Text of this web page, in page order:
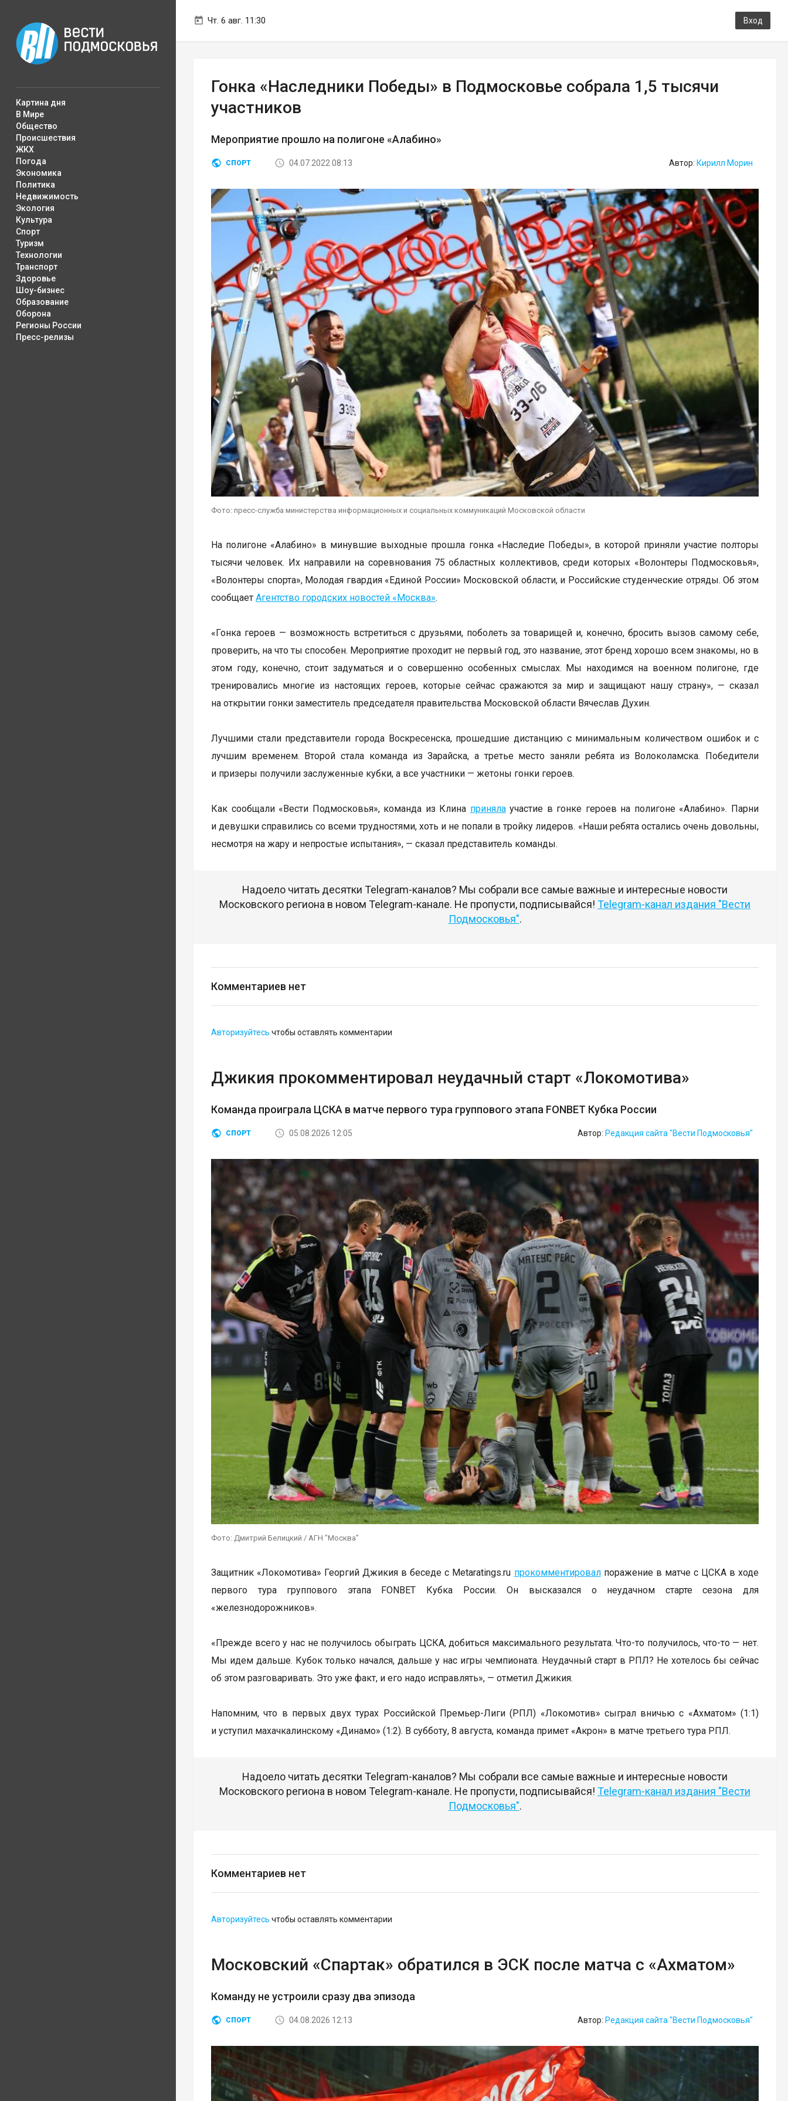
Чт. 6 авг. 11:30 Вход
Картина дня
В Мире
Общество
Происшествия
ЖКХ
Погода
Экономика
Политика
Недвижимость
Экология
Культура
Спорт
Туризм
Технологии
Транспорт
Здоровье
Шоу-бизнес
Образование
Оборона
Регионы России
Пресс-релизы
Гонка «Наследники Победы» в Подмосковье собрала 1,5 тысячи
участников
Мероприятие прошло на полигоне «Алабино»
СПОРТ 04.07.2022 08:13 Автор: Кирилл Морин
Фото: пресс-служба министерства информационных и социальных коммуникаций Московской области
На полигоне «Алабино» в минувшие выходные прошла гонка «Наследие Победы», в которой приняли участие полторы
тысячи человек. Их направили на соревнования 75 областных коллективов, среди которых «Волонтеры Подмосковья»,
«Волонтеры спорта», Молодая гвардия «Единой России» Московской области, и Российские студенческие отряды. Об этом
сообщает Агентство городских новостей «Москва».
«Гонка героев — возможность встретиться с друзьями, поболеть за товарищей и, конечно, бросить вызов самому себе,
проверить, на что ты способен. Мероприятие проходит не первый год, это название, этот бренд хорошо всем знакомы, но в
этом году, конечно, стоит задуматься и о совершенно особенных смыслах. Мы находимся на военном полигоне, где
тренировались многие из настоящих героев, которые сейчас сражаются за мир и защищают нашу страну», — сказал
на открытии гонки заместитель председателя правительства Московской области Вячеслав Духин.
Лучшими стали представители города Воскресенска, прошедшие дистанцию с минимальным количеством ошибок и с
лучшим временем. Второй стала команда из Зарайска, а третье место заняли ребята из Волоколамска. Победители
и призеры получили заслуженные кубки, а все участники — жетоны гонки героев.
Как сообщали «Вести Подмосковья», команда из Клина принялаучастие в гонке героев на полигоне «Алабино». Парни
и девушки справились со всеми трудностями, хоть и не попали в тройку лидеров. «Наши ребята остались очень довольны,
несмотря на жару и непростые испытания», — сказал представитель команды.
Надоело читать десятки Telegram-каналов? Мы собрали все самые важные и интересные новости
Московского региона в новом Telegram-канале. Не пропусти, подписывайся! Telegram-канал издания "Вести
Подмосковья".
Комментариев нет
Авторизуйтесь чтобы оставлять комментарии
Джикия прокомментировал неудачный старт «Локомотива»
Команда проиграла ЦСКА в матче первого тура группового этапа FONBET Кубка России
СПОРТ 05.08.2026 12:05 Автор: Редакция сайта "Вести Подмосковья"
Фото: Дмитрий Белицкий / АГН "Москва"
Защитник «Локомотива» Георгий Джикия в беседе с Metaratings.ru прокомментировалпоражение в матче с ЦСКА в ходе
первого тура группового этапа FONBET Кубка России. Он высказался о неудачном старте сезона для
«железнодорожников».
«Прежде всего у нас не получилось обыграть ЦСКА, добиться максимального результата. Что-то получилось, что-то — нет.
Мы идем дальше. Кубок только начался, дальше у нас игры чемпионата. Неудачный старт в РПЛ? Не хотелось бы сейчас
об этом разговаривать. Это уже факт, и его надо исправлять», — отметил Джикия.
Напомним, что в первых двух турах Российской Премьер-Лиги (РПЛ) «Локомотив» сыграл вничью с «Ахматом» (1:1)
и уступил махачкалинскому «Динамо» (1:2). В субботу, 8 августа, команда примет «Акрон» в матче третьего тура РПЛ.
Надоело читать десятки Telegram-каналов? Мы собрали все самые важные и интересные новости
Московского региона в новом Telegram-канале. Не пропусти, подписывайся! Telegram-канал издания "Вести
Подмосковья".
Комментариев нет
Авторизуйтесь чтобы оставлять комментарии
Московский «Спартак» обратился в ЭСК после матча с «Ахматом»
Команду не устроили сразу два эпизода
СПОРТ 04.08.2026 12:13 Автор: Редакция сайта "Вести Подмосковья"